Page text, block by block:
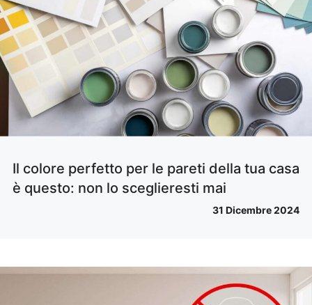
Il colore perfetto per le pareti della tua casa
è questo: non lo sceglieresti mai
31 Dicembre 2024